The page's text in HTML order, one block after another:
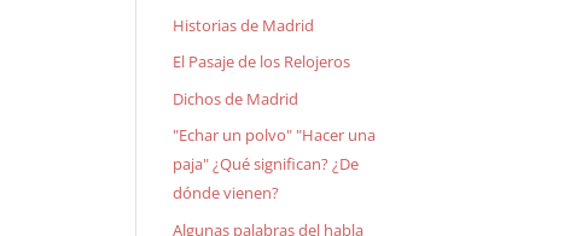
Historias de Madrid
El Pasaje de los Relojeros
Dichos de Madrid
"Echar un polvo" "Hacer una
paja" ¿Qué significan? ¿De
dónde vienen?
Algunas palabras del habla